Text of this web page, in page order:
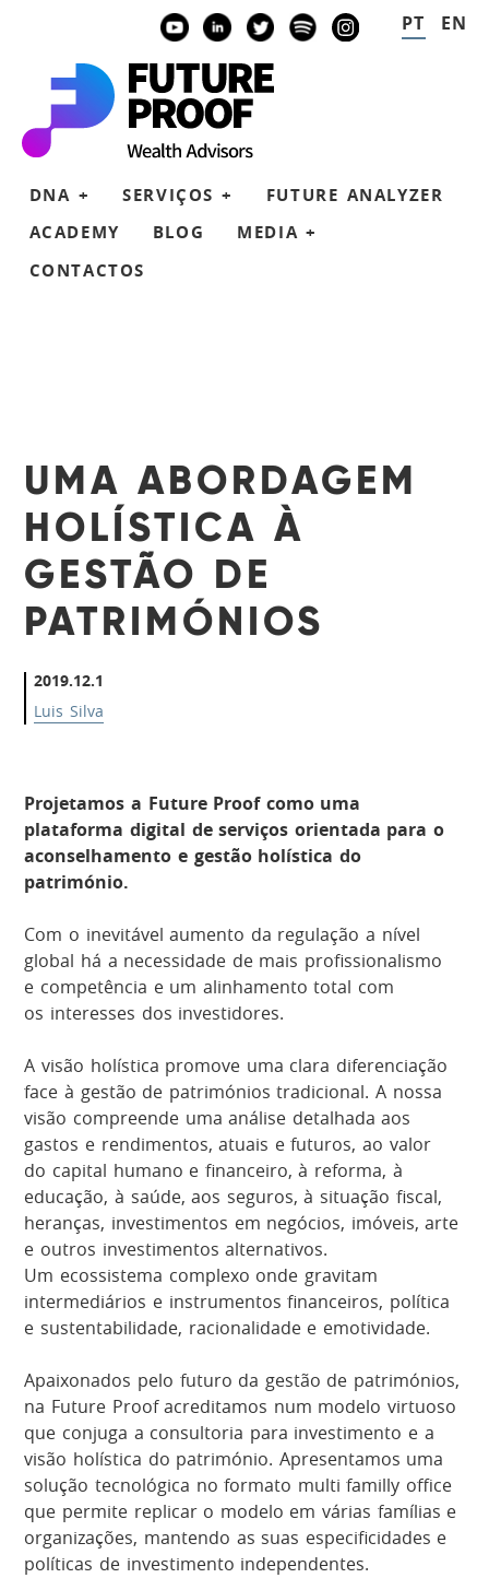
PT EN
YOUTUBELINKEDINTWITTERSPOTIFYINSTAGRAM
DNA + SERVIÇOS +
FUTURE ANALYZER
ACADEMY
BLOG MEDIA +
CONTACTOS
UMA ABORDAGEM
HOLÍSTICA À
GESTÃO DE
PATRIMÓNIOS
2019.12.1
Luis Silva
Projetamos a Future Proof comouma
plataforma digital de serviços orientada para o
aconselhamento e gestão holística do
património.
Com o inevitável aumento da regulação a nível
global há a necessidade de mais profissionalismo
e competência e um alinhamento total com
os interesses dos investidores.
A visão holística promove uma clara diferenciação
face à gestão de patrimónios tradicional. A nossa
visão compreende uma análise detalhada aos
gastos e rendimentos, atuais e futuros, ao valor
do capital humano e financeiro, à reforma, à
educação, à saúde, aos seguros, à situação fiscal,
heranças, investimentos em negócios, imóveis, arte
e outros investimentos alternativos.
Um ecossistema complexo onde gravitam
intermediários e instrumentos financeiros, política
e sustentabilidade, racionalidade e emotividade.
Apaixonados pelo futuro da gestão de patrimónios,
na Future Proof acreditamos num modelo virtuoso
que conjuga a consultoria para investimento e a
visão holística do património. Apresentamos uma
solução tecnológica no formato multi familly office
que permite replicar o modelo em várias famílias e
organizações, mantendo as suas especificidades e
políticas de investimento independentes.